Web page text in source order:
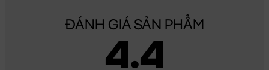
ĐÁNH GIÁ SẢN PHẨM
4.4